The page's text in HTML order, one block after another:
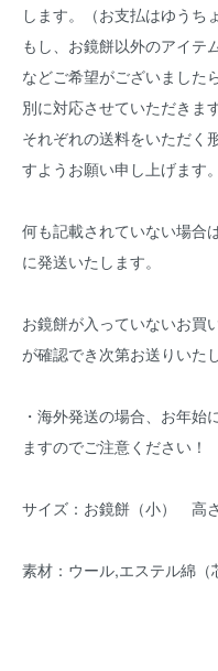
します。（お支払はゆうち
もし、お鏡餅以外のアイテ
などご希望がございました
別に対応させていただきま
それぞれの送料をいただく
すようお願い申し上げます。
何も記載されていない場合
に発送いたします。
お鏡餅が入っていないお買
が確認でき次第お送りいた
・海外発送の場合、お年
ますのでご注意ください！
サイズ：お鏡餅（小） 高
素材：ウール,エステル綿